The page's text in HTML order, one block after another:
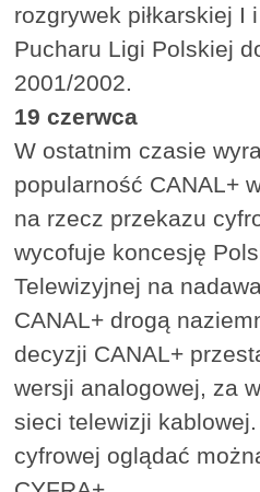
rozgrywek piłkarskiej I
Pucharu Ligi Polskiej
2001/2002.
19 czerwca
W ostatnim czasie
popularność CANAL+
na rzecz przekazu
wycofuje koncesję
Telewizyjnej na
CANAL+ drogą
decyzji CANAL+
wersji analogowej, za
sieci telewizji
cyfrowej oglądać